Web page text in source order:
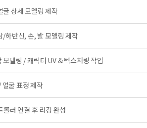
상세 모델링 제작
하반신, 손, 발 모델링 제작
델링 / 캐릭터 UV & 텍스처링 작업
굴 표정 제작
러 연결 후 리깅 완성